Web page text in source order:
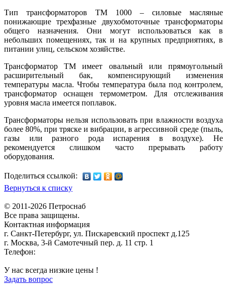
Тип трансформаторов ТМ 1000 – силовые масляные
понижающие трехфазные двухобмоточные трансформаторы
общего назначения. Они могут использоваться как в
небольших помещениях, так и на крупных предприятиях, в
питании улиц, сельском хозяйстве.
Трансформатор ТМ имеет овальный или прямоугольный
расширительный бак, компенсирующий изменения
температуры масла. Чтобы температура была под контролем,
трансформатор оснащен термометром. Для отслеживания
уровня масла имеется поплавок.
Трансформаторы нельзя использовать при влажности воздуха
более 80%, при тряске и вибрации, в агрессивной среде (пыль,
газы или разного рода испарения в воздухе). Не
рекомендуется слишком часто прерывать работу
оборудования.
Поделиться ссылкой:
Вернуться к списку
© 2011-2026 Петроснаб
Все права защищены.
Контактная информация
г. Санкт-Петербург, ул. Пискаревский проспект д.125
г. Москва, 3-й Самотечный пер. д. 11 стр. 1
Телефон:
У нас всегда низкие цены !
Задать вопрос